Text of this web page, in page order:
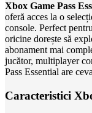
Xbox Game Pass
oferă acces la o
console. Perfect
oricine dorește să
abonament mai
jucător, multiplayer
Pass Essential are
Caracteristici